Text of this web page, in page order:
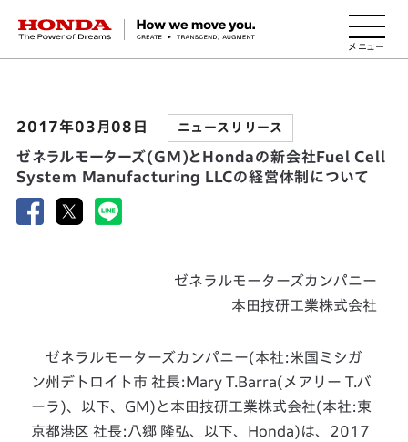
HONDA The Power of Dreams
2017年03月08日 ニュースリリース
ゼネラルモーターズ(GM)とHondaの新会社Fuel Cell
System Manufacturing LLCの経営体制について
ゼネラルモーターズカンパニー
本田技研工業株式会社
ゼネラルモーターズカンパニー(本社:米国ミシガ
ン州デトロイト市 社長:Mary T.Barra(メアリー T.バ
ーラ)、以下、GM)と本田技研工業株式会社(本社:東
京都港区 社長:八郷 隆弘、以下、Honda)は、2017